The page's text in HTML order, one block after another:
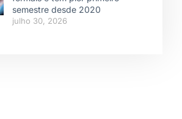
semestre desde 2020
julho 30, 2026